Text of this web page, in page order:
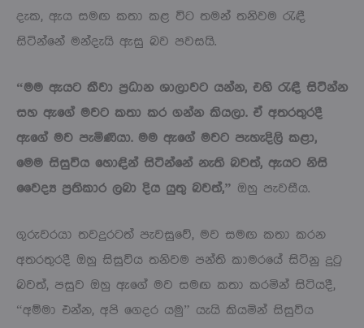
දැක, ඇය සමඟ කතා කළ විට තමන් තනිවම රැඳී
සිටින්නේ මන්දැයි ඇසු බව පවසයි.
“මම ඇයට කීවා ප්‍රධාන ශාලාවට යන්න, එහි රැඳී සිටින්න
සහ ඇගේ මවට කතා කර ගන්න කියලා. ඒ අතරතුරදී
ඇගේ මව පැමිණියා. මම ඇගේ මවට පැහැදිලි කළා,
මෙම සිසුවිය හොඳින් සිටින්නේ නැති බවත්, ඇයට නිසි
වෛද්‍ය ප්‍රතිකාර ලබා දිය යුතු බවත්,” ඔහු පැවසීය.
ගුරුවරයා තවදුරටත් පැවසුවේ, මව සමඟ කතා කරන
අතරතුරදී ඔහු සිසුවිය තනිවම පන්ති කාමරයේ සිටිනු දුටු
බවත්, පසුව ඔහු ඇගේ මව සමඟ කතා කරමින් සිටියදී,
“අම්මා එන්න, අපි ගෙදර යමු” යැයි කියමින් සිසුවිය